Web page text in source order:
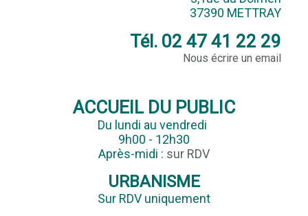
37390 METTRAY
Tél. 02 47 41 22 29
Nous écrire un email
ACCUEIL DU PUBLIC
Du lundi au vendredi
9h00 - 12h30
Après-midi : sur RDV
URBANISME
Sur RDV uniquement